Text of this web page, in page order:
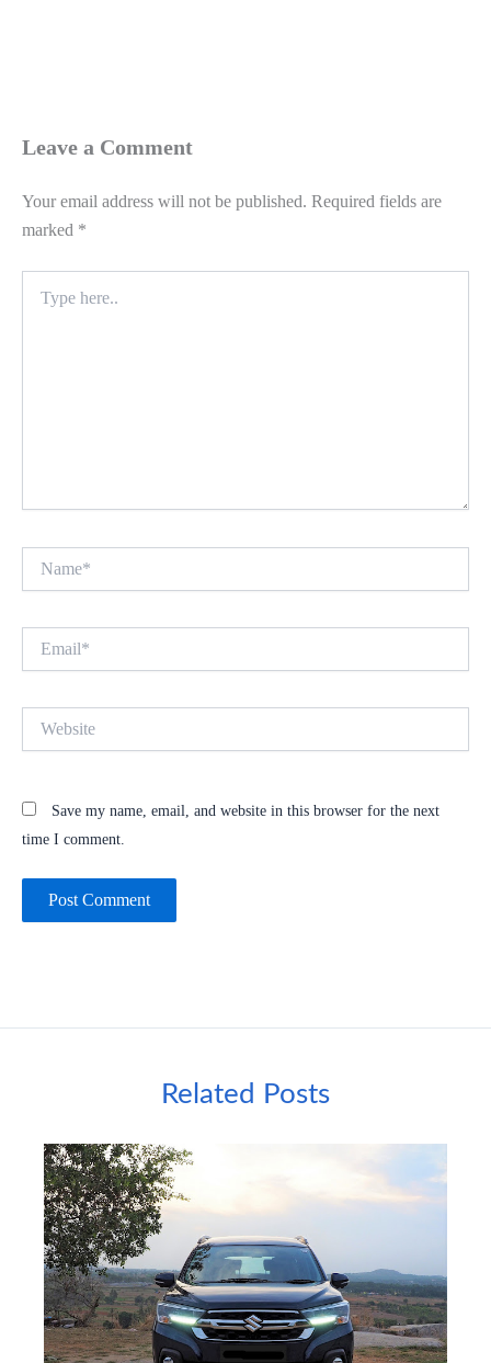
Leave a Comment
Your email address will not be published. Required fields are
marked *
here..
Save my name, email, and website in this browser for the next
time I comment.
Related Posts